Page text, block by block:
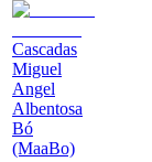
Cascadas
Miguel
Angel
Albentosa
Bó
(MaaBo)